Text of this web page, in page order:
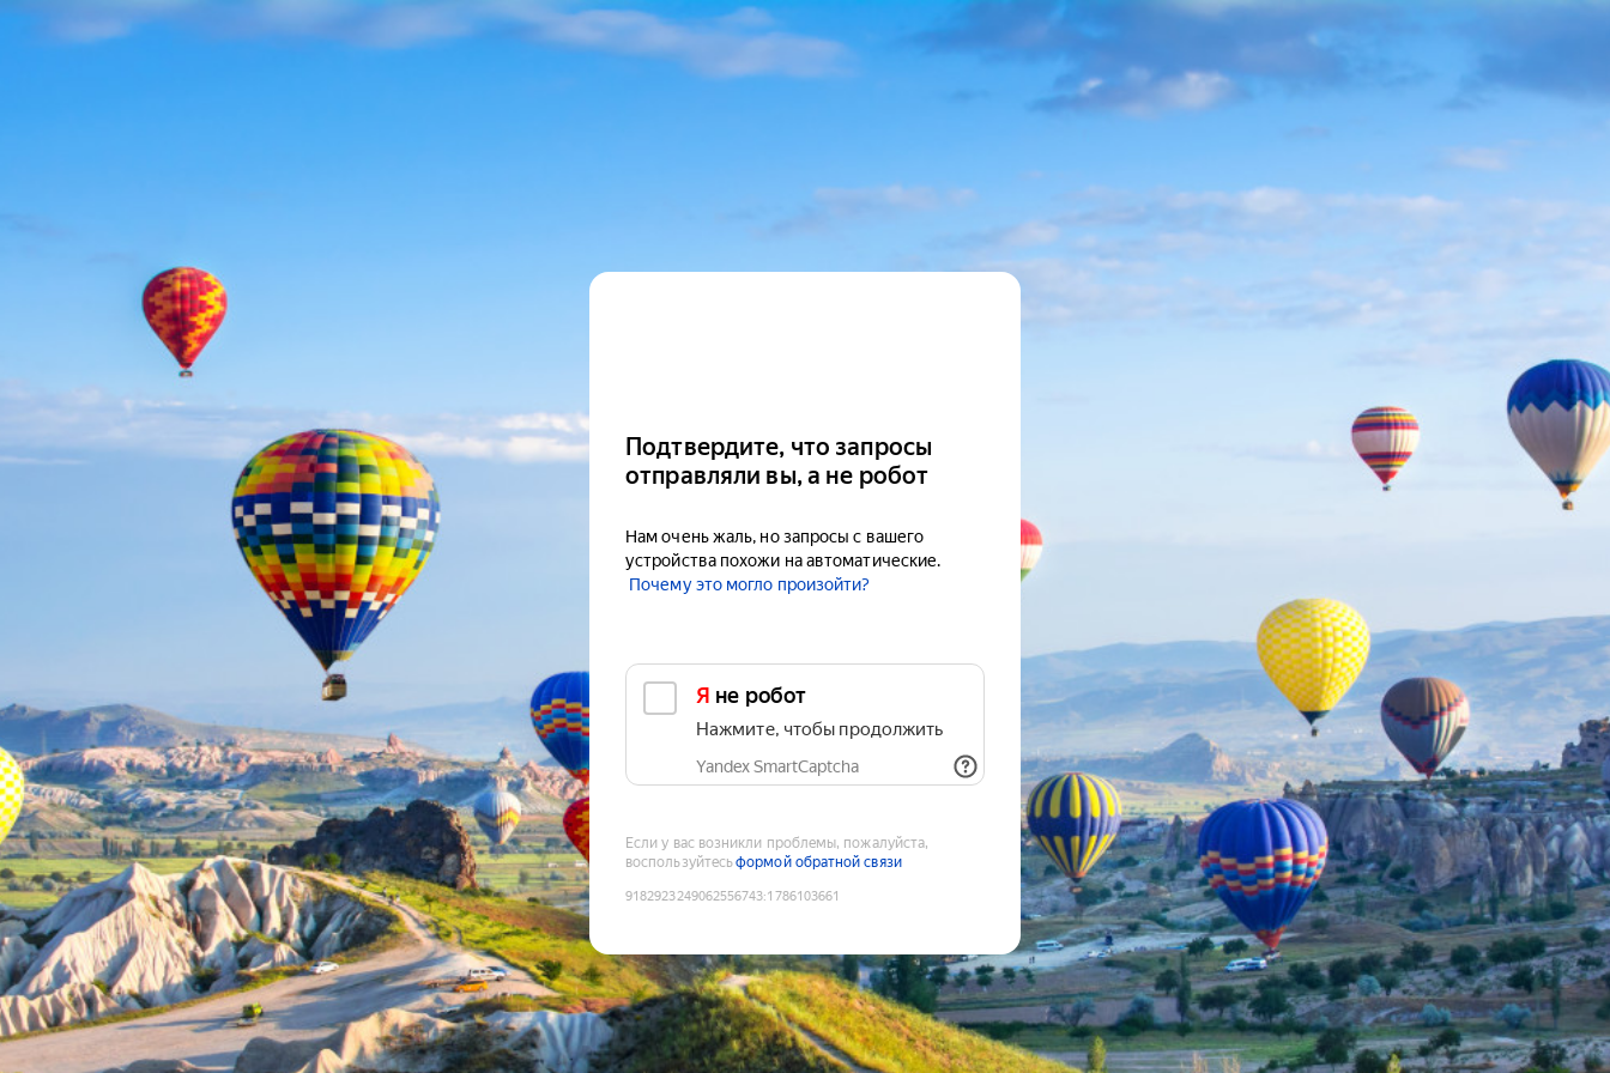
Подтвердите, что запросы
отправляли вы, а не робот
Нам очень жаль, но запросы с вашего
устройства похожи на автоматические.
Почему это могло произойти?
Я не робот
Нажмите, чтобы продолжить
Yandex SmartCaptcha
Если у вас возникли проблемы, пожалуйста,
воспользуйтесьформой обратной связи
9182923249062556743:1786103661